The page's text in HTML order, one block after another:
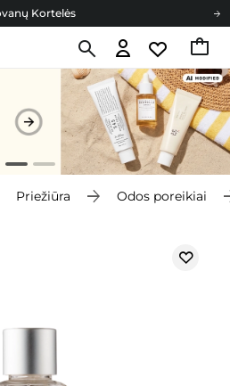
Kortelės
lojalumo programa
Kortelės
Priežiūra Odos poreikiai